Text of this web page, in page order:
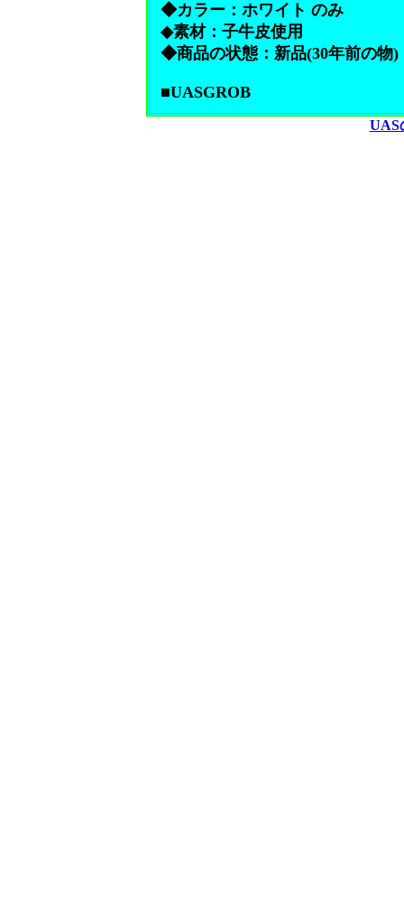
◆カラー：ホワイト のみ
◆素材：子牛皮使用
◆商品の状態：新品(30年前の物)
■UASGROB
UAS